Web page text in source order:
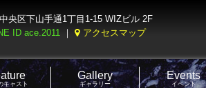
央区下山手通1丁目1-15 WIZビル 2F
ID ace.2011 ｜ アクセスマップ
キャスト
Gallery
ギャラリー
Events
イベント